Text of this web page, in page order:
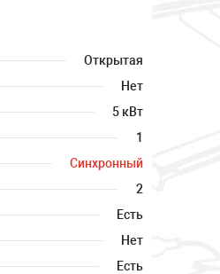
Открытая
Нет
5 кВт
1
Синхронный
2
Есть
Нет
Есть